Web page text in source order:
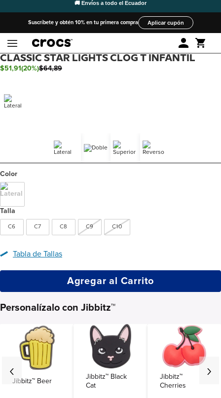
Suscríbete y obtén 10% en tu primera compra Aplicar cupón
CLASSIC STAR LIGHTS CLOG T INFANTIL
$51,91(20%)$64,89
Talla
C6 C7 C8 C9 C10
Color
Tabla de Tallas
Agregar al Carrito
Personalízalo con Jibbitz™
Jibbitz™ Beer
Jibbitz™ Black
Cat
Jibbitz™
Cherries